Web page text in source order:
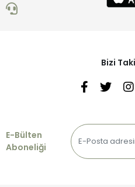
Bizi
E-Bülten
Aboneliği